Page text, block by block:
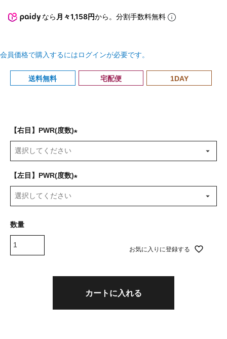
なら 月々1,158円から。分割手数料無料
会員価格で購入するにはログインが必要です。
送料無料 宅配便 1DAY
【右目】PWR(度数)
必
)
【左目】PWR(度数)
必
お気に入りに登録する
カートに入れる